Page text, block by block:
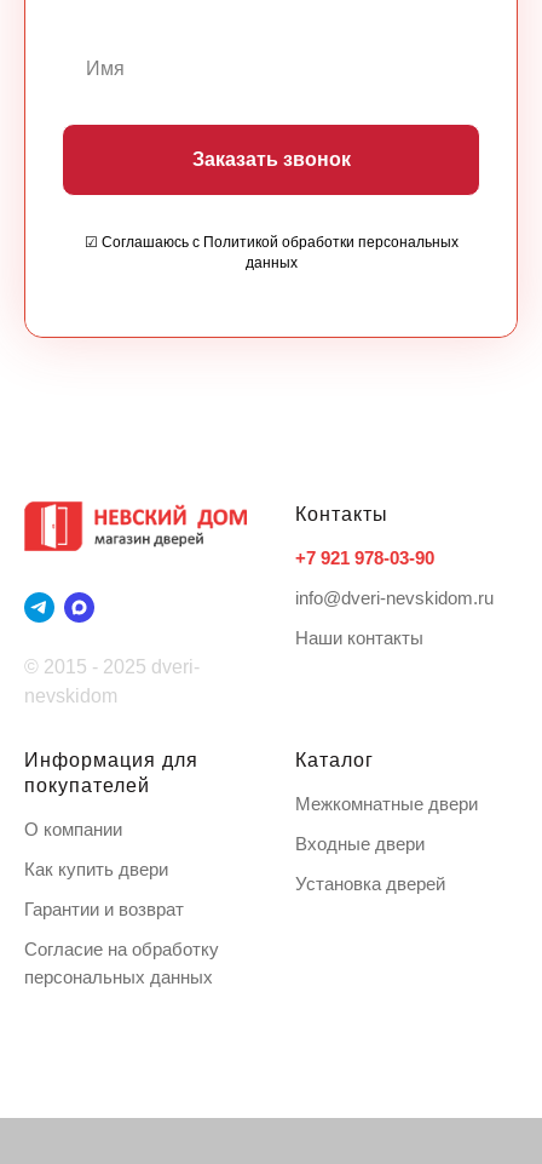
Заказать звонок
☑ Соглашаюсь с Политикой обработки персональных
данных
© 2015 - 2025 dveri-
nevskidom
Контакты
+7 921 978-03-90
info@dveri-nevskidom.ru
Наши контакты
Информация для
покупателей
О компании
Как купить двери
Гарантии и возврат
Согласие на обработку
персональных данных
Каталог
Межкомнатные двери
Входные двери
Установка дверей